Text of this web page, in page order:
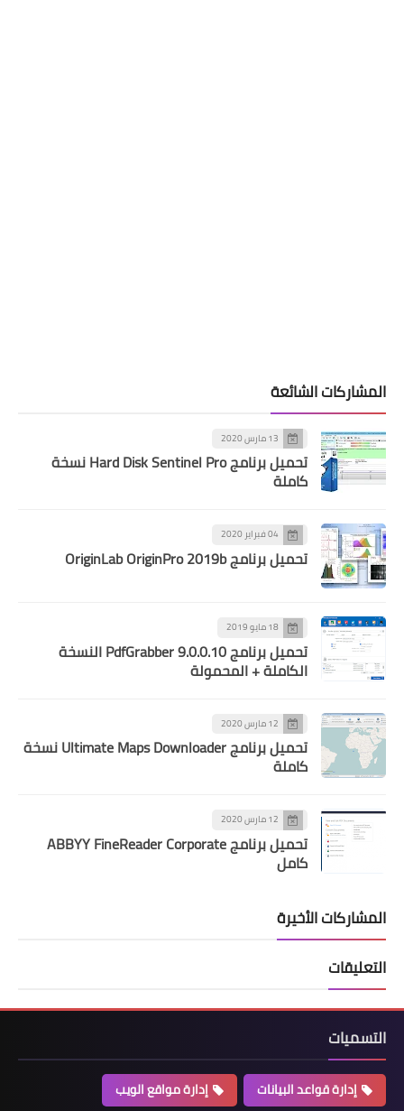
المشاركات الشائعة
13 مارس 2020
تحميل برنامج Hard Disk Sentinel Pro نسخة
كاملة
04 فبراير 2020
تحميل برنامج OriginLab OriginPro 2019b
18 مايو 2019
تحميل برنامج PdfGrabber 9.0.0.10 النسخة
الكاملة + المحمولة
12 مارس 2020
تحميل برنامج Ultimate Maps Downloader نسخة
كاملة
12 مارس 2020
تحميل برنامج ABBYY FineReader Corporate
كامل
المشاركات الأخيرة
التعليقات
التسميات
إدارة قواعد البيانات
إدارة مواقع الويب